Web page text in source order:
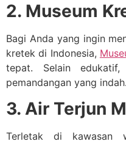
2. Museum
Bagi Anda yang ingin
kretek di Indonesia,
tepat. Selain
pemandangan yang indah.
3. Air Terjun
Terletak di kawasan